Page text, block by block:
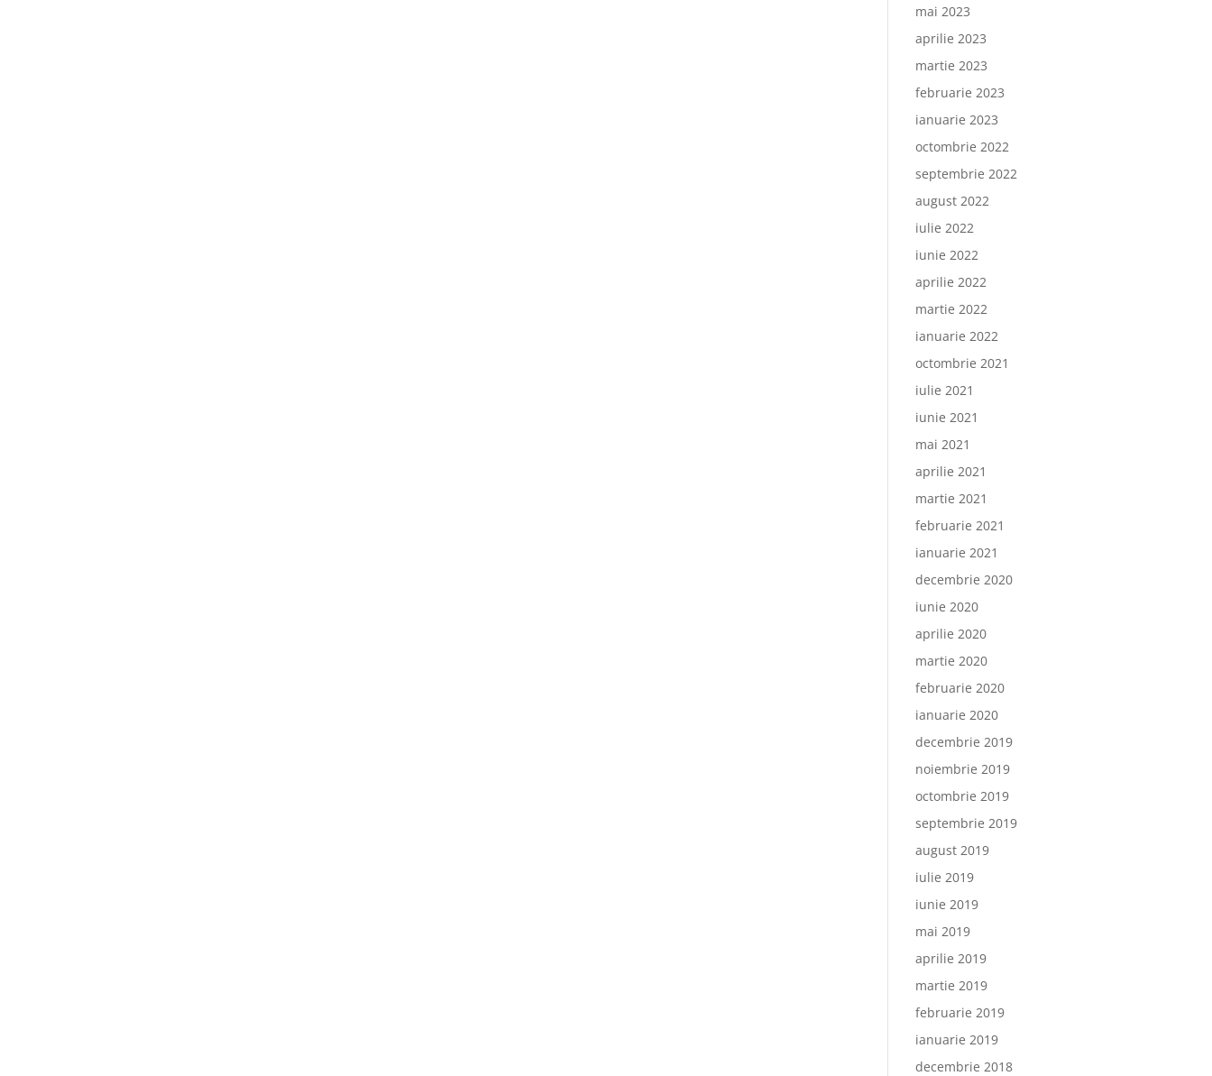
mai 2023
aprilie 2023
martie 2023
februarie 2023
ianuarie 2023
octombrie 2022
septembrie 2022
august 2022
iulie 2022
iunie 2022
aprilie 2022
martie 2022
ianuarie 2022
octombrie 2021
iulie 2021
iunie 2021
mai 2021
aprilie 2021
martie 2021
februarie 2021
ianuarie 2021
decembrie 2020
iunie 2020
aprilie 2020
martie 2020
februarie 2020
ianuarie 2020
decembrie 2019
noiembrie 2019
octombrie 2019
septembrie 2019
august 2019
iulie 2019
iunie 2019
mai 2019
aprilie 2019
martie 2019
februarie 2019
ianuarie 2019
decembrie 2018